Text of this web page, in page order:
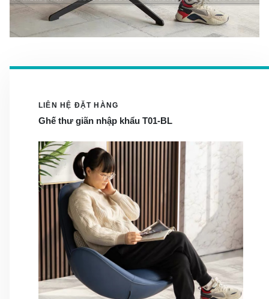
LIÊN HỆ ĐẶT HÀNG
Ghế thư giãn nhập khẩu T01-BL